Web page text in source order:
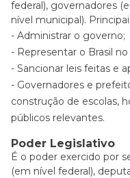
federal), governadores
nível municipal).
Administrar o governo;
Representar o Brasil
Sancionar leis feitas e
Governadores e
construção de escolas,
públicos relevantes.
Poder Legislativo
É o poder exercido por
(em nível federal),